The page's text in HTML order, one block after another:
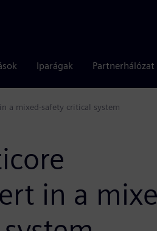
Iparágak Partnerhálózat
a mixed-safety critical system
in a